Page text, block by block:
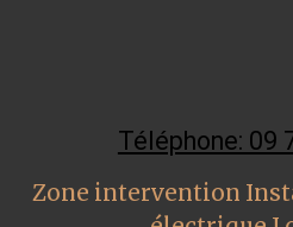
Téléphone: 09
Zone intervention